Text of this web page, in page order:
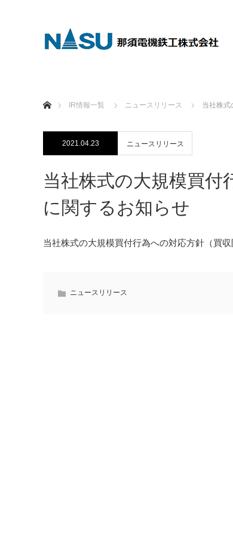
IR情報一覧
ニュースリリース 当社株式
2021.04.23 ニュースリリース
当社株式の大規模買付
に関するお知らせ
当社株式の大規模買付行為への対応方針（買
ニュースリリース